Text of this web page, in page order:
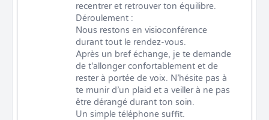
recentrer et retrouver ton équilibre.
Déroulement :
Nous restons en visioconférence
durant tout le rendez-vous.
Après un bref échange, je te demande
de t'allonger confortablement et de
rester à portée de voix. N’hésite pas à
te munir d’un plaid et a veiller à ne pas
être dérangé durant ton soin.
Un simple téléphone suffit.